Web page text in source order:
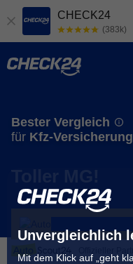
Unvergleichlich
Mit dem Klick auf „geht
CHECK24
(383k)
Bester Vergleich
für Kfz-
Toller MG!